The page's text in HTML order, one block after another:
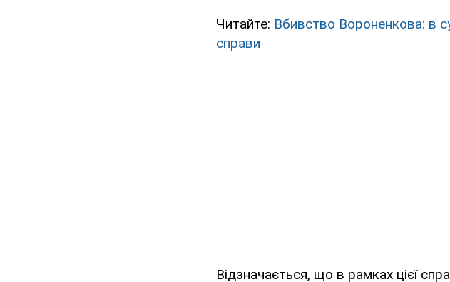
Читайте: Вбивство Вороненкова: в
справи
Відзначається, що в рамках цієї